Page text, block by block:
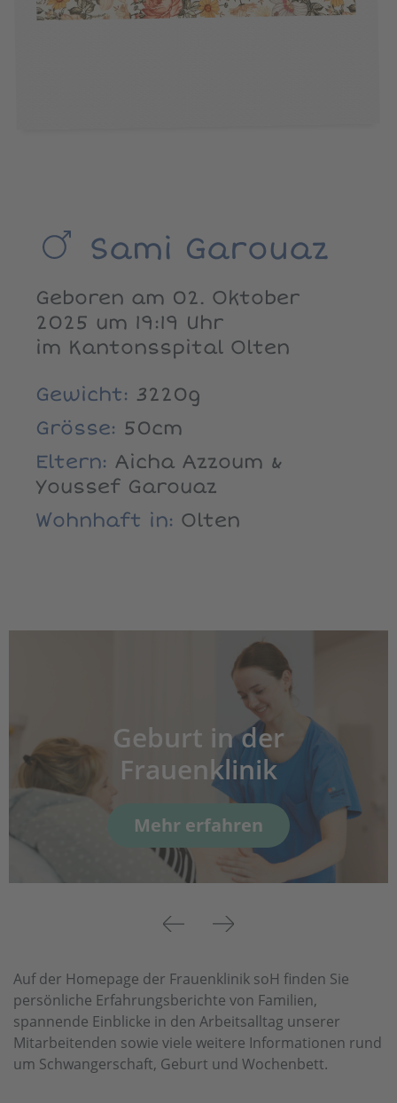
Sami Garouaz
Geboren am 02. Oktober
2025 um 19:19 Uhr
im Kantonsspital Olten
Gewicht: 3220g
Grösse: 50cm
Eltern: Aicha Azzoum &
Youssef Garouaz
Wohnhaft in: Olten
Previous
Geburt in der
Frauenklinik
Mehr erfahren
Next
Auf der Homepage der Frauenklinik soH finden Sie
persönliche Erfahrungsberichte von Familien,
spannende Einblicke in den Arbeitsalltag unserer
Mitarbeitenden sowie viele weitere Informationen rund
um Schwangerschaft, Geburt und Wochenbett.